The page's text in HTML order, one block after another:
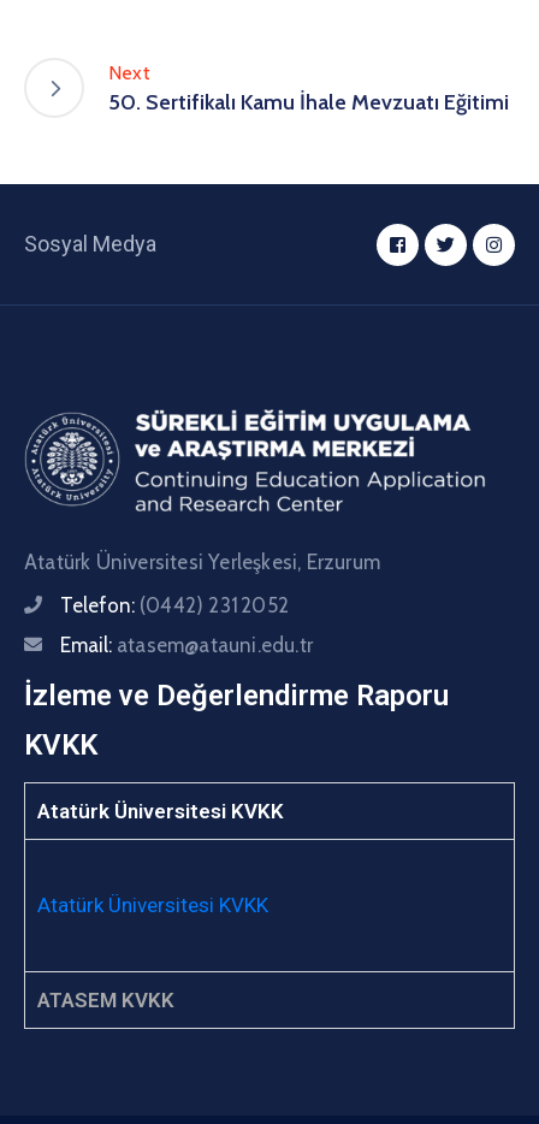
Next
50. Sertifikalı Kamu İhale Mevzuatı Eğitimi
Sosyal Medya
Atatürk Üniversitesi Yerleşkesi, Erzurum
Telefon: (0442) 231 2052
Email: atasem@atauni.edu.tr
İzleme ve Değerlendirme Raporu
KVKK
Atatürk Üniversitesi KVKK
Atatürk Üniversitesi KVKK
ATASEM KVKK